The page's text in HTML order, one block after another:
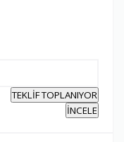
TEKLİF TOPLANIYOR
İNCELE